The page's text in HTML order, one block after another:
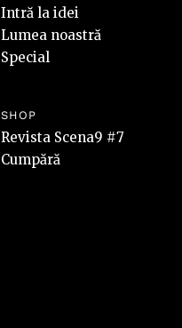
Intră la idei
Lumea noastră
Special
SHOP
Revista Scena9 #7
Cumpără